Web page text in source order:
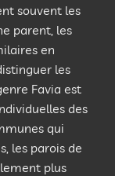
souvent les
parent, les
en
les
Favia est
des
qui
les parois de
plus